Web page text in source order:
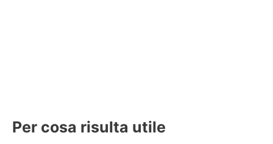
Per cosa risulta utile